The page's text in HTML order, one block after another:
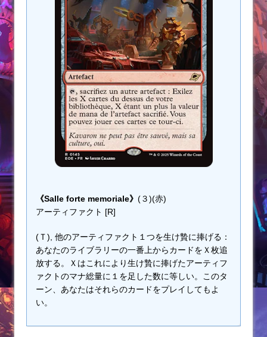
《Salle forte memoriale》 (３)(赤)
アーティファクト [R]
(Ｔ), 他のアーティファクト１つを生け贄に捧げる：
あなたのライブラリーの一番上からカードをＸ枚追
放する。Ｘはこれにより生け贄に捧げたアーティフ
ァクトのマナ総量に１を足した数に等しい。このタ
ーン、あなたはそれらのカードをプレイしてもよ
い。